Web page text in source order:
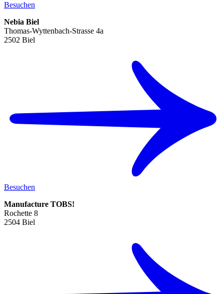
Besuchen
Nebia Biel
Thomas-Wyttenbach-Strasse 4a
2502 Biel
Besuchen
Manufacture TOBS!
Rochette 8
2504 Biel